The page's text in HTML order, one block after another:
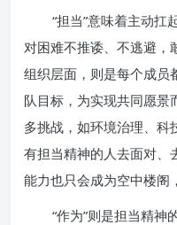
“担当”意味着主动扛
对困难不推诿、不逃避，
组织层面，则是每个成员
队目标，为实现共同愿景
多挑战，如环境治理、科
有担当精神的人去面对、
能力也只会成为空中楼阁
“作为”则是担当精神